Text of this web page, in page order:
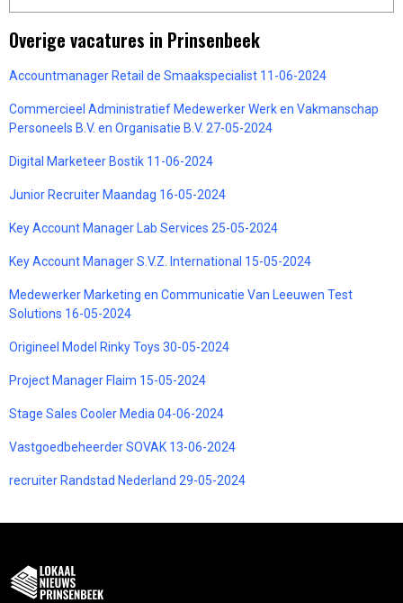
Overige vacatures in Prinsenbeek
Accountmanager Retail de Smaakspecialist 11-06-2024
Commercieel Administratief Medewerker Werk en Vakmanschap
Personeels B.V. en Organisatie B.V. 27-05-2024
Digital Marketeer Bostik 11-06-2024
Junior Recruiter Maandag 16-05-2024
Key Account Manager Lab Services 25-05-2024
Key Account Manager S.V.Z. International 15-05-2024
Medewerker Marketing en Communicatie Van Leeuwen Test
Solutions 16-05-2024
Origineel Model Rinky Toys 30-05-2024
Project Manager Flaim 15-05-2024
Stage Sales Cooler Media 04-06-2024
Vastgoedbeheerder SOVAK 13-06-2024
recruiter Randstad Nederland 29-05-2024